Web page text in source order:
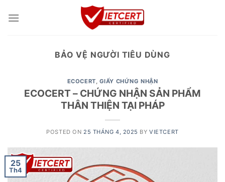
BẢO VỆ NGƯỜI TIÊU DÙNG
ECOCERT, GIẤY CHỨNG NHẬN
ECOCERT – CHỨNG NHẬN SẢN PHẨM
THÂN THIỆN TẠI PHÁP
POSTED ON 25 THÁNG 4, 2025 BYVIETCERT
25
Th4